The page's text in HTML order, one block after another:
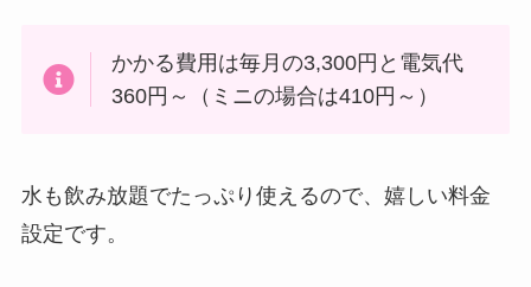
かかる費用は毎月の3,300円と電気代
360円～（ミニの場合は410円～）
水も飲み放題でたっぷり使えるので、嬉しい料金
設定です。